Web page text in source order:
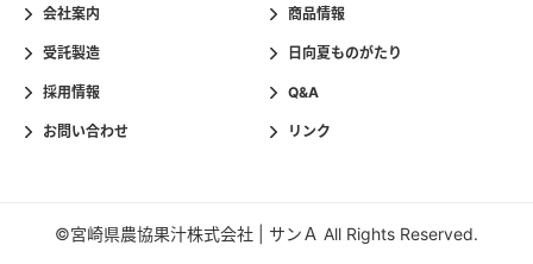
会社案内 商品情報
受託製造 日向夏ものがたり
採用情報 Q&A
お問い合わせ リンク
©宮崎県農協果汁株式会社 | サンＡ All Rights Reserved.